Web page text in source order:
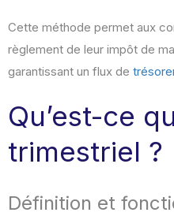
Cette méthode permet aux
règlement de leur impôt de
garantissant un flux de
Qu’est-ce
trimestriel ?
Définition et